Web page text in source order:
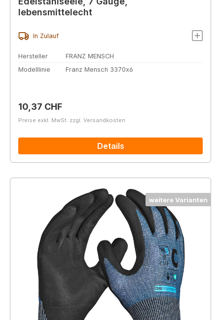
lebensmittelecht
In Zulauf
Hersteller
FRANZ MENSCH
Modelllinie
Franz Mensch 3370x6
Regulärer Preis:
10,37 CHF
Preise exkl. MwSt. zzgl. Versandkosten
Details
weitere Varianten